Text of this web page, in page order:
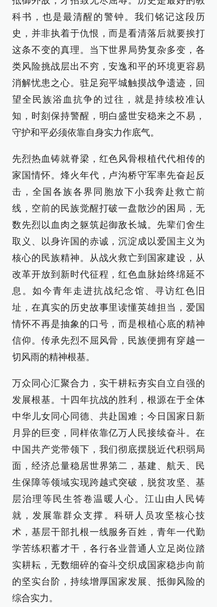
科书，也是最清醒的警钟。我们铭记这段历
史，并非执着于仇恨，而是看清落后就要挨打
这条不变的真理。当下世界局势复杂多变，各
类风险挑战层出不穷，安逸和平的环境更容易
消解忧患之心。驻足宛平城触摸战争遗迹，回
望全民族浴血抗争的过往，就是持续校准认
知，时刻保持警醒，明白盛世安稳来之不易，
守护和平必须依靠自身实力作底气。
先烈热血铸就脊梁，红色风骨根植代代相传的
家国情怀。烽火年代，卢沟桥守军率先奋起反
击，全国各族各界同胞放下小我奔赴救亡前
线，空前的民族觉醒打破一盘散沙的困局，无
数先烈以血肉之躯筑起御敌长城。先辈们舍生
取义、以身许国的赤诚，沉淀成以爱国主义为
核心的民族精神。从战火救亡到国家建设，从
改革开放到新时代征程，红色血脉始终绵延不
息。如今青年走进抗战纪念馆、寻访红色旧
址，在真实的历史故事里读懂英雄担当，爱国
情怀不再是抽象的口号，而是根植心底的精神
信仰。传承先烈不屈风骨，民族便拥有穿越一
切风雨的精神根基。
万众同心汇聚合力，实干耕耘夯实自立自强的
发展根基。十四年抗战的胜利，根源在于全体
中华儿女同心同德、共赴国难；今日国家日新
月异的巨变，同样依靠亿万人民接续奋斗。在
中国共产党带领下，我们彻底摆脱近代积弱局
面，经济总量稳居世界第二，基建、航天、民
生保障等领域实现跨越式突破，脱贫攻坚、基
层治理等民生答卷温暖人心。江山由人民铸
就，发展靠群众支撑。科研人员攻坚核心技
术，基层干部扎根一线服务百姓，青年一代勤
学苦练积蓄才干，各行各业普通人立足岗位踏
实耕耘，无数细碎的奋斗交织成国家稳步向前
的坚实台阶，持续增厚国家发展、抵御风险的
综合实力。